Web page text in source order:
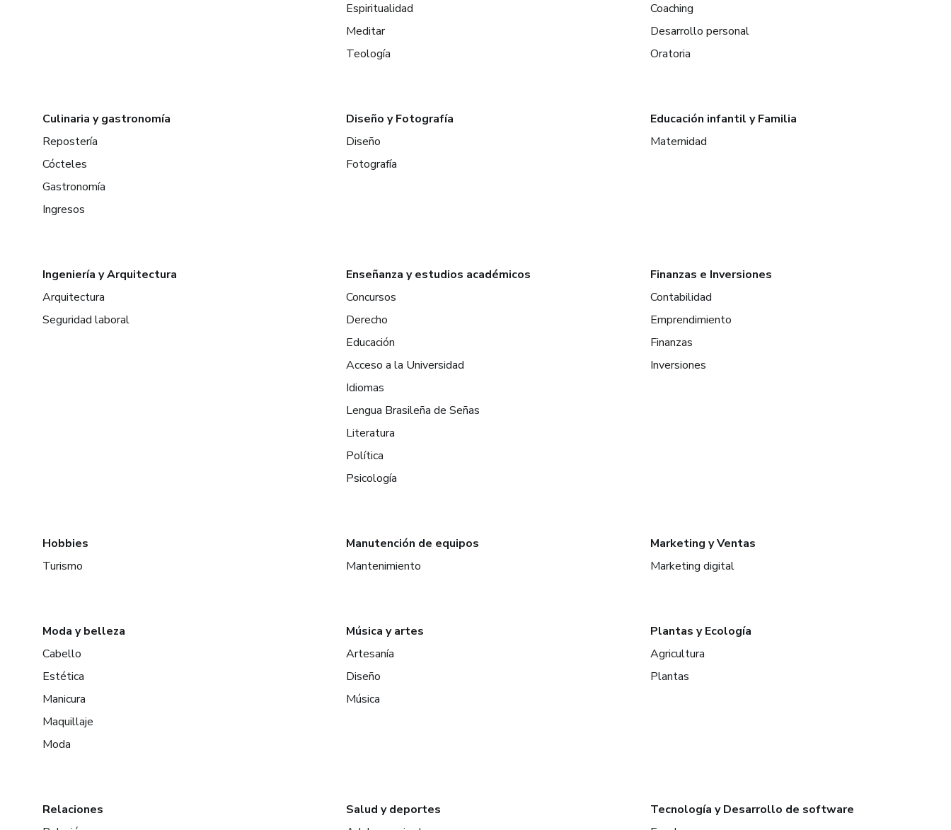
Espiritualidad
Meditar
Teología
Coaching
Desarrollo personal
Oratoria
Culinaria y gastronomía
Repostería
Cócteles
Gastronomía
Ingresos
Diseño y Fotografía
Diseño
Fotografía
Educación infantil y Familia
Maternidad
Ingeniería y Arquitectura
Arquitectura
Seguridad laboral
Enseñanza y estudios académicos
Concursos
Derecho
Educación
Acceso a la Universidad
Idiomas
Lengua Brasileña de Señas
Literatura
Política
Psicología
Finanzas e Inversiones
Contabilidad
Emprendimiento
Finanzas
Inversiones
Hobbies
Turismo
Manutención de equipos
Mantenimiento
Marketing y Ventas
Marketing digital
Moda y belleza
Cabello
Estética
Manicura
Maquillaje
Moda
Música y artes
Artesanía
Diseño
Música
Plantas y Ecología
Agricultura
Plantas
Relaciones
Salud y deportes
Tecnología y Desarrollo de software